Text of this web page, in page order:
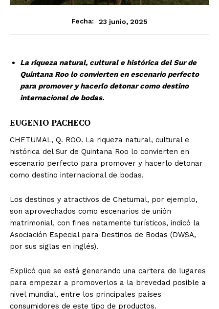
Fecha: 23 junio, 2025
La riqueza natural, cultural e histórica del Sur de
Quintana Roo lo convierten en escenario perfecto
para promover y hacerlo detonar como destino
internacional de bodas.
EUGENIO PACHECO
CHETUMAL, Q. ROO. La riqueza natural, cultural e
histórica del Sur de Quintana Roo lo convierten en
escenario perfecto para promover y hacerlo detonar
como destino internacional de bodas.
Los destinos y atractivos de Chetumal, por ejemplo,
son aprovechados como escenarios de unión
matrimonial, con fines netamente turísticos, indicó la
Asociación Especial para Destinos de Bodas (DWSA,
por sus siglas en inglés).
Explicó que se está generando una cartera de lugares
para empezar a promoverlos a la brevedad posible a
nivel mundial, entre los principales países
consumidores de este tipo de productos.